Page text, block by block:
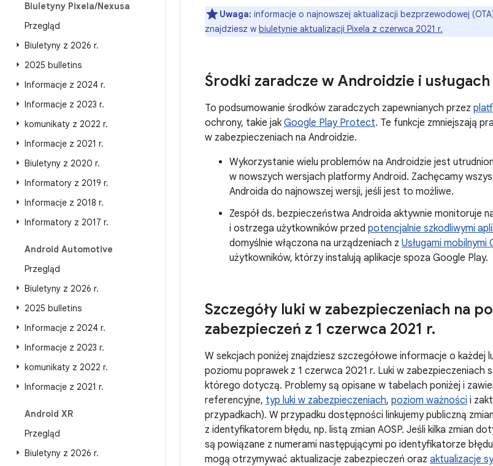
Biuletyny Pixela/Nexusa
Przegląd
Biuletyny z 2026 r.
2025 bulletins
Informacje z 2024 r.
Informacje z 2023 r.
komunikaty z 2022 r.
Informacje z 2021 r.
Biuletyny z 2020 r.
Informatory z 2019 r.
Informacje z 2018 r.
Informatory z 2017 r.
Android Automotive
Przegląd
Biuletyny z 2026 r.
2025 bulletins
Informacje z 2024 r.
Informacje z 2023 r.
komunikaty z 2022 r.
Informacje z 2021 r.
Android XR
Przegląd
Biuletyny z 2026 r.
Uwaga: informacje o najnowszej aktualizacji bezprzewodowej
znajdziesz w biuletynie aktualizacji Pixela z czerwca 2021 r.
Środki zaradcze w Androidzie i
To podsumowanie środków zaradczych zapewnianych przez
ochrony, takie jak Google Play Protect. Te funkcje zmniejszają
w zabezpieczeniach na Androidzie.
Wykorzystanie wielu problemów na Androidzie jest
w nowszych wersjach platformy Android. Zachęcamy
Androida do najnowszej wersji, jeśli jest to możliwe.
Zespół ds. bezpieczeństwa Androida aktywnie monitoruje
i ostrzega użytkowników przed potencjalnie szkodliwymi
domyślnie włączona na urządzeniach z Usługami mobilnymi
użytkowników, którzy instalują aplikacje spoza Google Play.
Szczegóły luki w zabezpieczeniach na
zabezpieczeń z 1 czerwca 2021 r.
W sekcjach poniżej znajdziesz szczegółowe informacje o
poziomu poprawek z 1 czerwca 2021 r. Luki w zabezpieczeniach
którego dotyczą. Problemy są opisane w tabelach poniżej i
referencyjne, typ luki w zabezpieczeniach, poziom ważności i
przypadkach). W przypadku dostępności linkujemy publiczną
z identyfikatorem błędu, np. listą zmian AOSP. Jeśli kilka zmian
są powiązane z numerami następującymi po identyfikatorze
mogą otrzymywać aktualizacje zabezpieczeń oraz aktualizacje